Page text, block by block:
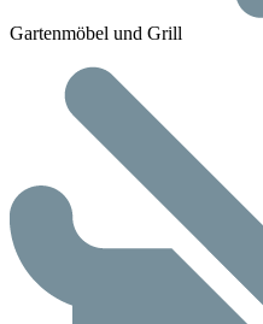
Gartenmöbel und Grill